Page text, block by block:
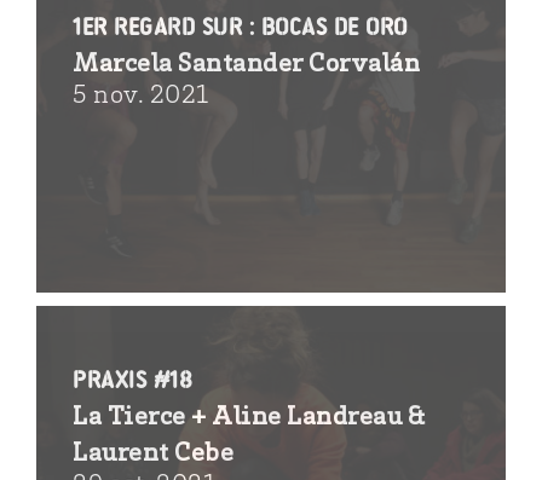
1er regard sur : Bocas de oro
Marcela Santander Corvalán
5 nov. 2021
Praxis #18
La Tierce + Aline Landreau &
Laurent Cebe